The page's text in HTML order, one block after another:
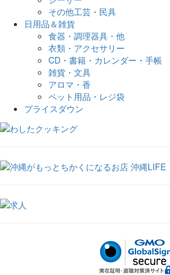
その他工芸・民具
日用品＆雑貨
食器・調理器具・他
衣類・アクセサリー
CD・書籍・カレンダー・手帳
雑貨・文具
アロマ・香
ペット用品・レジ袋
プライスダウン